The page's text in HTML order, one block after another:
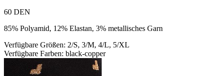
60 DEN
85% Polyamid, 12% Elastan, 3% metallisches Garn
Verfügbare Größen: 2/S, 3/M, 4/L, 5/XL
Verfügbare Farben: black-copper